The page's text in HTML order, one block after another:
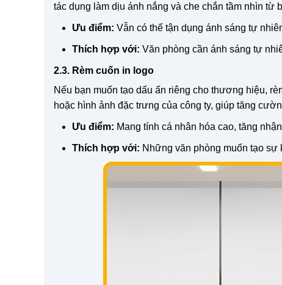
tác dụng làm dịu ánh nắng và che chắn tầm nhìn từ
Ưu điểm: Vẫn có thể tận dụng ánh sáng tự
Thích hợp với: Văn phòng cần ánh sáng tự
2.3. Rèm cuốn in logo
Nếu bạn muốn tạo dấu ấn riêng cho thương hiệu,
hoặc hình ảnh đặc trưng của công ty, giúp tăng
Ưu điểm: Mang tính cá nhân hóa cao, tăng
Thích hợp với: Những văn phòng muốn tạo sự